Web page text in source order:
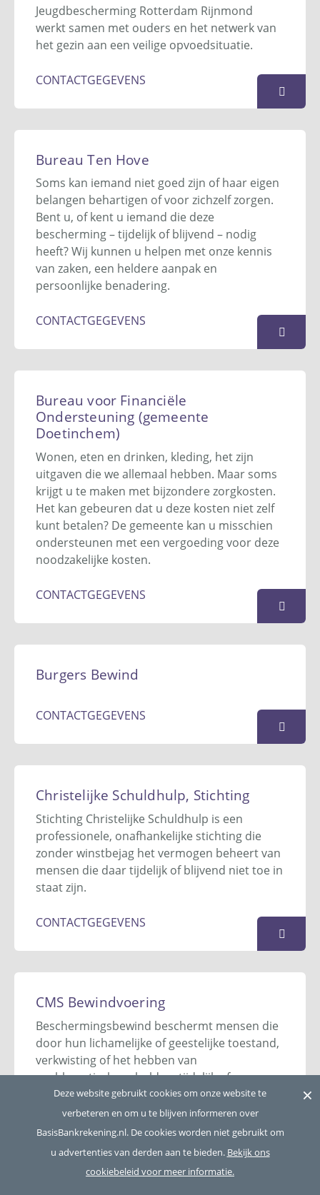
06 - 2002 3292
anja@buzo.nl
Website
KAART
Jeugdbescherming Rotterdam Rijnmond
werkt samen met ouders en het netwerk van
het gezin aan een veilige opvoedsituatie.
CONTACTGEGEVENS
Rotterdam
3013 AA Rotterdam
010 - 233 0000
info@jbrr.nl
Website
KAART
Bureau Ten Hove
Soms kan iemand niet goed zijn of haar eigen
belangen behartigen of voor zichzelf zorgen.
Bent u, of kent u iemand die deze
bescherming – tijdelijk of blijvend – nodig
heeft? Wij kunnen u helpen met onze kennis
van zaken, een heldere aanpak en
persoonlijke benadering.
CONTACTGEGEVENS
Postbus 10424
7301 GK Apeldoorn
055 - 301 46 37
info@bureautenhove.nl
Website
KAART
Bureau voor Financiële
Ondersteuning (gemeente
Doetinchem)
Wonen, eten en drinken, kleding, het zijn
uitgaven die we allemaal hebben. Maar soms
krijgt u te maken met bijzondere zorgkosten.
Het kan gebeuren dat u deze kosten niet zelf
kunt betalen? De gemeente kan u misschien
ondersteunen met een vergoeding voor deze
noodzakelijke kosten.
CONTACTGEGEVENS
Ondersteuning (gemeente
Doetinchem)
7001 EW Doetinchem
0314 - 377 377
sdv@doetinchem.nl
KAART
Burgers Bewind
CONTACTGEGEVENS
Lijsterstraat 13
7051 XS
06 57 74 99 51
s.burgers@burgersbewind.nl
Website
Christelijke Schuldhulp, Stichting
Stichting Christelijke Schuldhulp is een
professionele, onafhankelijke stichting die
zonder winstbejag het vermogen beheert van
mensen die daar tijdelijk of blijvend niet toe in
staat zijn.
CONTACTGEGEVENS
Postbus 40087
Enschede
053 - 785 16 24
budgetteer@christelijkeschuldhulp.nl
Website
KAART
CMS Bewindvoering
Beschermingsbewind beschermt mensen die
door hun lichamelijke of geestelijke toestand,
verkwisting of het hebben van
problematische schulden, tijdelijk of
duurzaam niet in staat zijn ten volle hun
vermogensrechtelijke belangen zelf behoorlijk
waar te nemen.
Deze website gebruikt cookies om onze website te
verbeteren en om u te blijven informeren over
BasisBankrekening.nl. De cookies worden niet gebruikt om
u advertenties van derden aan te bieden. Bekijk ons
cookiebeleid voor meer informatie.
×